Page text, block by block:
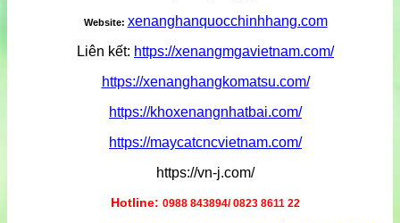
Website: xenanghanquocchinhhang.com
Liên kết: https://xenangmgavietnam.com/
https://xenanghangkomatsu.com/
https://khoxenangnhatbai.com/
https://maycatcncvietnam.com/
https://vn-j.com/
Hotline: 0988 843894/ 0823 8611 22